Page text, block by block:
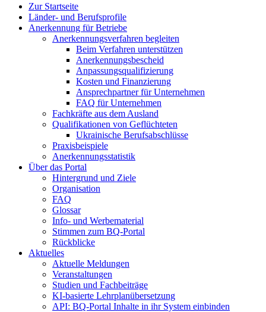
Zur Startseite
Länder- und Berufsprofile
Anerkennung für Betriebe
Anerkennungsverfahren begleiten
Beim Verfahren unterstützen
Anerkennungsbescheid
Anpassungsqualifizierung
Kosten und Finanzierung
Ansprechpartner für Unternehmen
FAQ für Unternehmen
Fachkräfte aus dem Ausland
Qualifikationen von Geflüchteten
Ukrainische Berufsabschlüsse
Praxisbeispiele
Anerkennungsstatistik
Über das Portal
Hintergrund und Ziele
Organisation
FAQ
Glossar
Info- und Werbematerial
Stimmen zum BQ-Portal
Rückblicke
Aktuelles
Aktuelle Meldungen
Veranstaltungen
Studien und Fachbeiträge
KI-basierte Lehrplanübersetzung
API: BQ-Portal Inhalte in ihr System einbinden